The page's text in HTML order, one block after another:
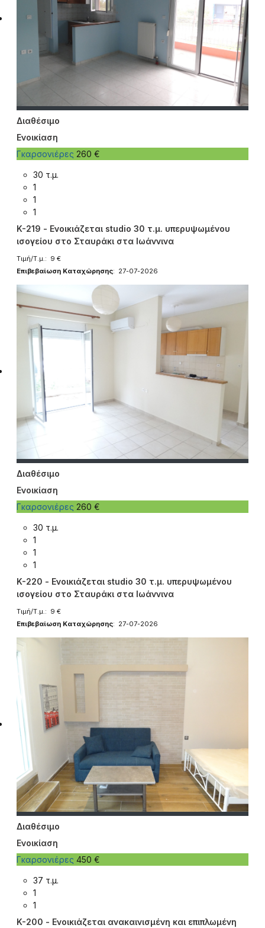
Διαθέσιμο
Ενοικίαση
Γκαρσονιέρες 260 €
30 τ.μ.
1
1
1
K-219 - Ενοικιάζεται studio 30 τ.μ. υπερυψωμένου
ισογείου στο Σταυράκι στα Ιωάννινα
Τιμή/Τ.μ.: 9 €
Επιβεβαίωση Καταχώρησης: 27-07-2026
Διαθέσιμο
Ενοικίαση
Γκαρσονιέρες 260 €
30 τ.μ.
1
1
1
K-220 - Ενοικιάζεται studio 30 τ.μ. υπερυψωμένου
ισογείου στο Σταυράκι στα Ιωάννινα
Τιμή/Τ.μ.: 9 €
Επιβεβαίωση Καταχώρησης: 27-07-2026
Διαθέσιμο
Ενοικίαση
Γκαρσονιέρες 450 €
37 τ.μ.
1
1
K-200 - Ενοικιάζεται ανακαινισμένη και επιπλωμένη